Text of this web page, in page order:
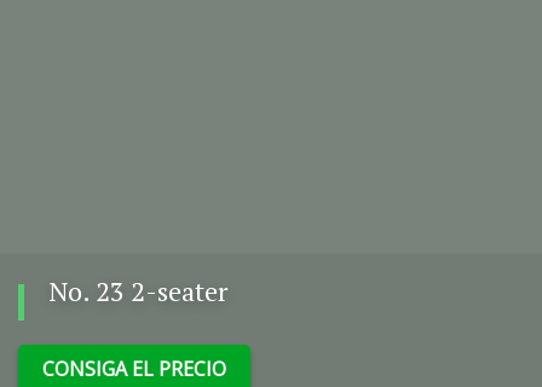
No. 23 2-seater
CONSIGA EL PRECIO